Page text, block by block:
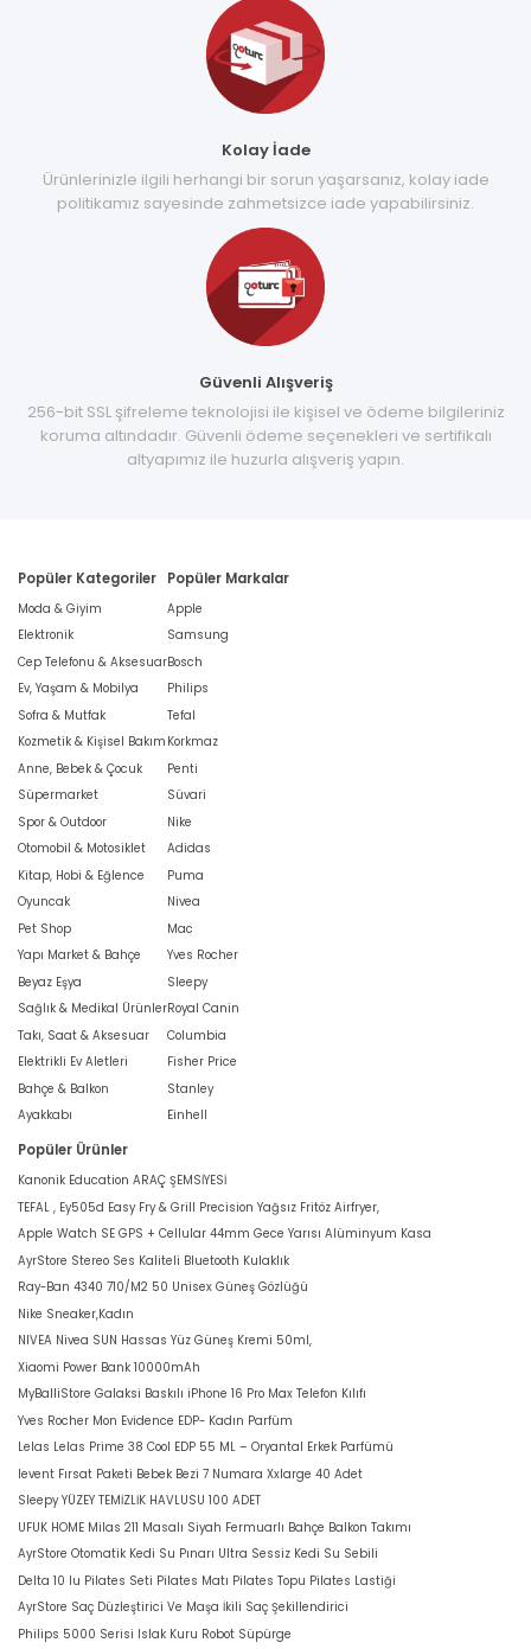
Kolay İade
Ürünlerinizle ilgili herhangi bir sorun yaşarsanız, kolay iade
politikamız sayesinde zahmetsizce iade yapabilirsiniz.
Güvenli Alışveriş
256-bit SSL şifreleme teknolojisi ile kişisel ve ödeme bilgileriniz
koruma altındadır. Güvenli ödeme seçenekleri ve sertifikalı
altyapımız ile huzurla alışveriş yapın.
Popüler Kategoriler
Moda & Giyim
Elektronik
Cep Telefonu & Aksesuar
Ev, Yaşam & Mobilya
Sofra & Mutfak
Kozmetik & Kişisel Bakım
Anne, Bebek & Çocuk
Süpermarket
Spor & Outdoor
Otomobil & Motosiklet
Kitap, Hobi & Eğlence
Oyuncak
Pet Shop
Yapı Market & Bahçe
Beyaz Eşya
Sağlık & Medikal Ürünler
Takı, Saat & Aksesuar
Elektrikli Ev Aletleri
Bahçe & Balkon
Ayakkabı
Popüler Markalar
Apple
Samsung
Bosch
Philips
Tefal
Korkmaz
Penti
Süvari
Nike
Adidas
Puma
Nivea
Mac
Yves Rocher
Sleepy
Royal Canin
Columbia
Fisher Price
Stanley
Einhell
Popüler Ürünler
Kanonik Education ARAÇ ŞEMSİYESİ
TEFAL , Ey505d Easy Fry & Grill Precision Yağsız Fritöz Airfryer,
Apple Watch SE GPS + Cellular 44mm Gece Yarısı Alüminyum Kasa
AyrStore Stereo Ses Kaliteli Bluetooth Kulaklık
Ray-Ban 4340 710/M2 50 Unisex Güneş Gözlüğü
Nike Sneaker,Kadın
NIVEA Nivea SUN Hassas Yüz Güneş Kremi 50ml,
Xiaomi Power Bank 10000mAh
MyBalliStore Galaksi Baskılı iPhone 16 Pro Max Telefon Kılıfı
Yves Rocher Mon Evidence EDP- Kadın Parfüm
Lelas Lelas Prime 38 Cool EDP 55 ML – Oryantal Erkek Parfümü
levent Fırsat Paketi Bebek Bezi 7 Numara Xxlarge 40 Adet
Sleepy YÜZEY TEMİZLİK HAVLUSU 100 ADET
UFUK HOME Milas 211 Masalı Siyah Fermuarlı Bahçe Balkon Takımı
AyrStore Otomatik Kedi Su Pınarı Ultra Sessiz Kedi Su Sebili
Delta 10 lu Pilates Seti Pilates Matı Pilates Topu Pilates Lastiği
AyrStore Saç Düzleştirici Ve Maşa İkili Saç Şekillendirici
Philips 5000 Serisi Islak Kuru Robot Süpürge